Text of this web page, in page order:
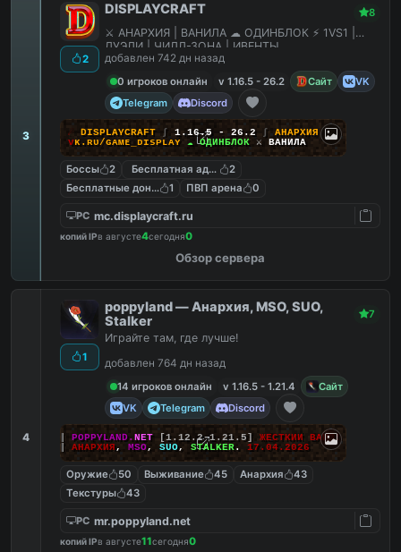
3
2
DISPLAYCRAFT 8
⚔ АНАРХИЯ | ВАНИЛА ☁ ОДИНБЛОК ⚡ 1VS1 |
ДУЭЛИ | ЧИЛЛ-ЗОНА | ИВЕНТЫ
добавлен 742 дн назад
0 игроков онлайн
v 1.16.5 - 26.2 Сайт
VK
Telegram
Discord
☄ DISPLAYCRAFT ∫ 1.16.5 - 26.2 ∫ АНАРХИЯ
ᴠᴋ . ʀᴜ/ɢᴀᴍᴇ ᴅɪѕᴘʟᴀʏ ☁ ОДИНБЛОК ⚔ ВАНИЛА
Боссы 2 Бесплатная админка
2
Бесплатные донат кейсы
1 ПВП арена 0
PC mc.displaycraft.ru
копий IPв августе4сегодня0
Обзор сервера
4
1
poppyland — Анархия, MSO, SUO,
Stalker
7
Играйте там, где лучше!
добавлен 764 дн назад
14 игроков онлайн
v 1.16.5 - 1.21.4
Сайт
VK
Telegram Discord
POPPYLAND. NET[1.12.2-1.21.5] ЖЕСТКИЙ ВАЙП!
АНАРХИЯ, MSO, SUO, STALKER. 17.04.2026
Оружие 50 Выживание 45 Анархия
43
Текстуры
43
PC mr.poppyland.net
копий IPв августе11сегодня0